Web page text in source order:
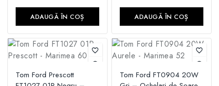
5
ADAUGĂ ÎN COȘ ADAUGĂ ÎN COȘ
Tom Ford Prescott
Tom Ford FT0904 20W